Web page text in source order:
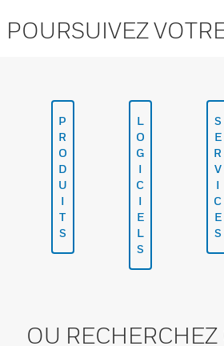
POURSUIVEZ
P
R
O
D
U
I
T
S
L
O
G
I
C
I
E
L
S
S
E
R
V
I
C
E
S
OU